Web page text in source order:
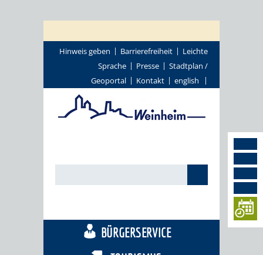
Hinweis geben Barrierefreiheit
Leichte
Sprache
Presse
Stadtplan /
Geoportal
Kontakt english
BÜRGERSERVICE